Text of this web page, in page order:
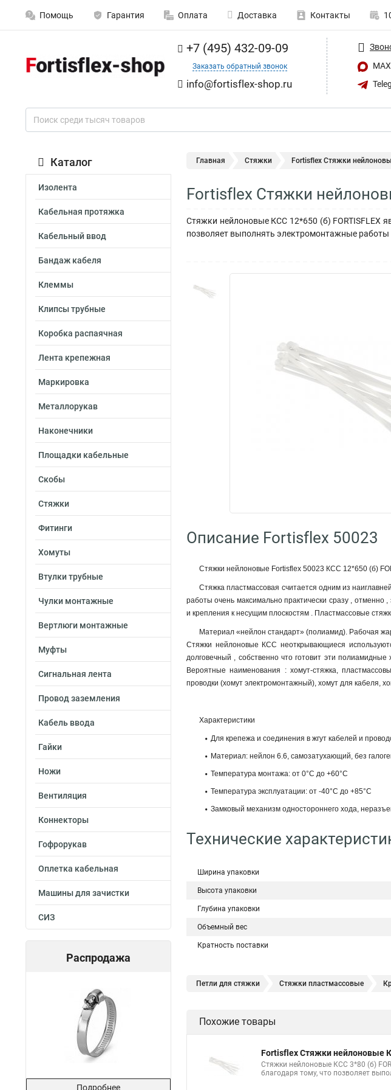
Помощь Гарантия Оплата Доставка Контакты
+7 (495) 432-09-09
Заказать обратный звонок
info@fortisflex-shop.ru
Каталог
Изолента
Кабельная протяжка
Кабельный ввод
Бандаж кабеля
Клеммы
Клипсы трубные
Коробка распаячная
Лента крепежная
Маркировка
Металлорукав
Наконечники
Площадки кабельные
Скобы
Стяжки
Фитинги
Хомуты
Втулки трубные
Чулки монтажные
Вертлюги монтажные
Муфты
Сигнальная лента
Провод заземления
Кабель ввода
Гайки
Ножи
Вентиляция
Коннекторы
Гофрорукав
Оплетка кабельная
Машины для зачистки
СИЗ
Распродажа
Подробнее
Главная Стяжки Fortisflex Стяжки
Fortisflex Стяжки
Стяжки нейлоновые КСС 12*650 (б) FORTISFLEX
позволяет выполнять электромонтажные
Описание Fortisflex 50023
Стяжки нейлоновые Fortisflex 50023 КСС 12*650 (б)
Стяжка пластмассовая считается одним из
работы очень максимально практически сразу ,
и крепления к несущим плоскостям . Пластмассовые
Материал «нейлон стандарт» (полиамид). Рабочая
Стяжки нейлоновые КСС неоткрывающиеся
долговечный , собственно что готовит эти
Вероятные наименования : хомут-стяжка,
проводки (хомут электромонтажный), хомут для кабеля,
Характеристики
Для крепежа и соединения в жгут кабелей и
Материал: нейлон 6.6, самозатухающий, без
Температура монтажа: от 0°С до +60°С
Температура эксплуатации: от -40°С до +85°С
Замковый механизм одностороннего хода,
Технические
Ширина упаковки
Высота упаковки
Глубина упаковки
Объемный вес
Кратность поставки
Петли для стяжки Стяжки пластмассовые
Стяжки магазин Стяжка от ооо
Хорошие стяжки Расценка смета армирование
Похожие товары
Fortisflex Стяжки нейлоновые
Стяжки нейлоновые КСС 3*80 (б)
благодаря тому, что позволяет